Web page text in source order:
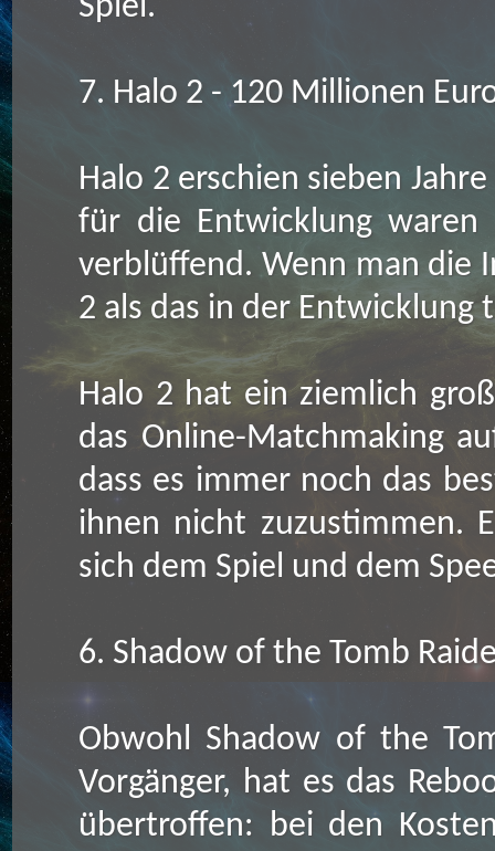
Spiel.
7. Halo 2 - 120 Millionen
Halo 2 erschien sieben
für die Entwicklung waren
verblüffend. Wenn man die
2 als das in der Entwicklung
Halo 2 hat ein ziemlich
das Online-Matchmaking
dass es immer noch das
ihnen nicht zuzustimmen.
sich dem Spiel und dem
6. Shadow of the Tomb
Obwohl Shadow of the
Vorgänger, hat es das
übertroffen: bei den